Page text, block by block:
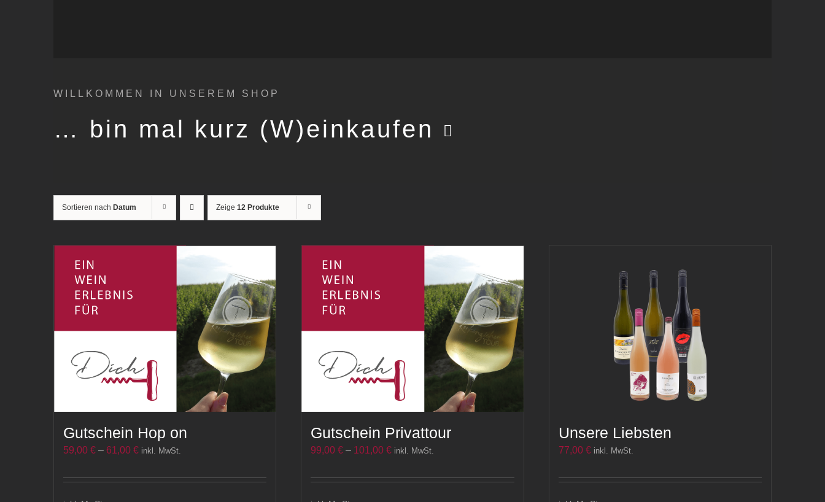
WILLKOMMEN IN UNSEREM SHOP
… bin mal kurz (W)einkaufen
Sortieren nach Datum Zeige 12 Produkte
Gutschein Hop on
59,00 € – 61,00 € inkl. MwSt.
Gutschein Privattour
99,00€ – 101,00€ inkl. MwSt.
Unsere Liebsten
77,00 € inkl. MwSt.